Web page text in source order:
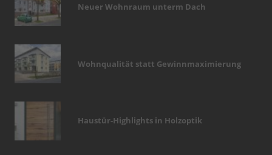
Neuer Wohnraum unterm Dach
Wohnqualität statt Gewinnmaximierung
Haustür-Highlights in Holzoptik